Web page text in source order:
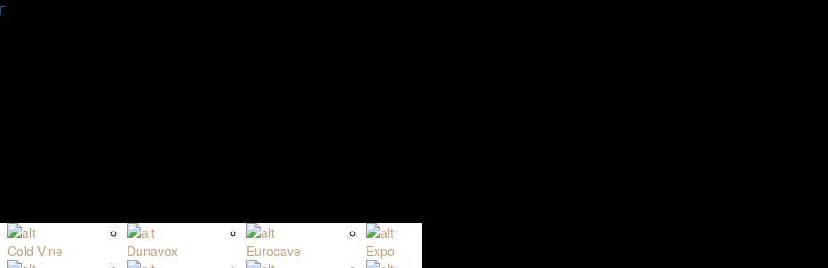
Cold Vine Dunavox Eurocave
Expo